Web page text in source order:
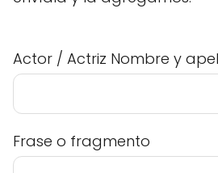
Actor / Actriz Nombre y
Frase o fragmento